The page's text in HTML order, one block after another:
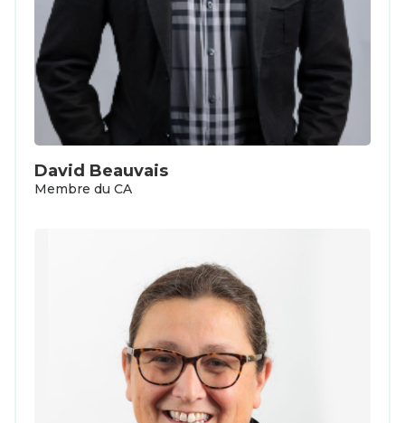
David Beauvais
Membre du CA